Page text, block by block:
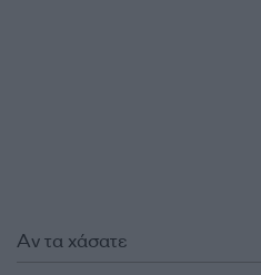
Αν τα χάσατε